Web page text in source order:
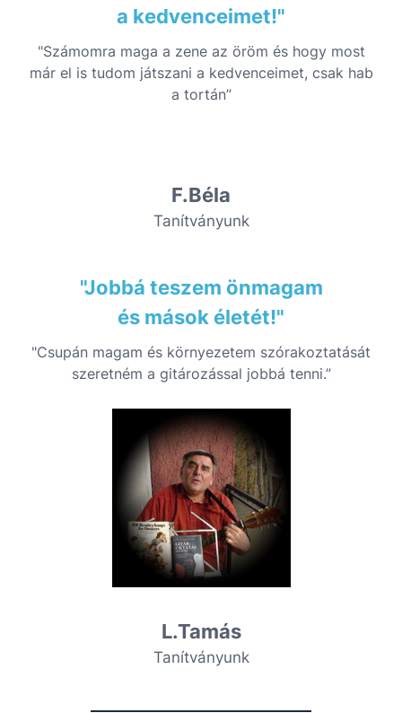
a kedvenceimet!"
"Számomra maga a zene az öröm és hogy most
már el is tudom játszani a kedvenceimet, csak hab
a tortán”
F.Béla
Tanítványunk
"Jobbá teszem önmagam
és mások életét!"
"Csupán magam és környezetem szórakoztatását
szeretném a gitározással jobbá tenni.”
L.Tamás
Tanítványunk